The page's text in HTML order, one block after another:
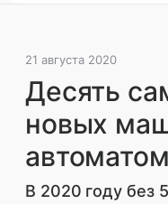
21 августа 2020
Десять
новых
автоматом
В 2020 году без